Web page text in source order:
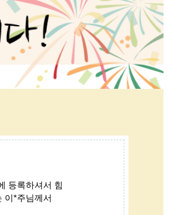
등록하셔서 힘
이*주님께서